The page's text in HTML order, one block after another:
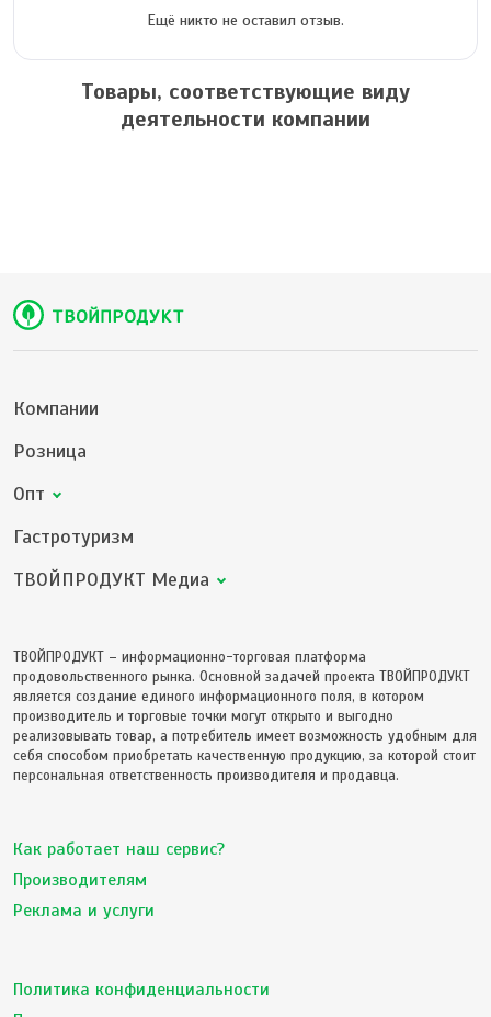
Ещё никто не оставил отзыв.
Товары, соответствующие виду
деятельности компании
Компании
Розница
Опт
Гастротуризм
ТВОЙПРОДУКТ Медиа
ТВОЙПРОДУКТ – информационно-торговая платформа
продовольственного рынка. Основной задачей проекта ТВОЙПРОДУКТ
является создание единого информационного поля, в котором
производитель и торговые точки могут открыто и выгодно
реализовывать товар, а потребитель имеет возможность удобным для
себя способом приобретать качественную продукцию, за которой стоит
персональная ответственность производителя и продавца.
Как работает наш сервис?
Производителям
Реклама и услуги
Политика конфиденциальности